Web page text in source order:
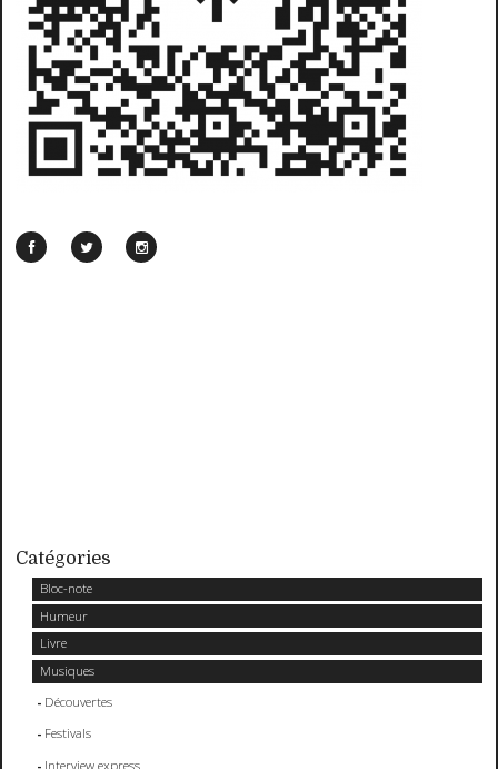
Catégories
Bloc-note
Humeur
Livre
Musiques
Découvertes
Festivals
Interview express